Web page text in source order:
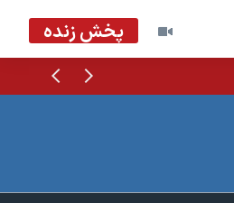
پخش زنده
قبلی